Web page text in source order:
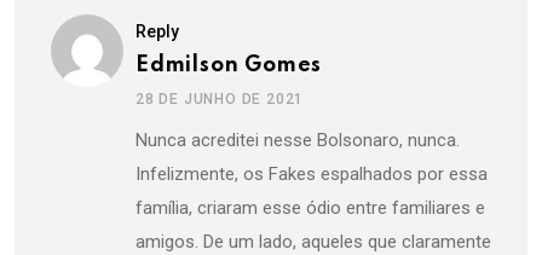
Reply
Edmilson Gomes
28 DE JUNHO DE 2021
Nunca acreditei nesse Bolsonaro, nunca.
Infelizmente, os Fakes espalhados por essa
família, criaram esse ódio entre familiares e
amigos. De um lado, aqueles que claramente